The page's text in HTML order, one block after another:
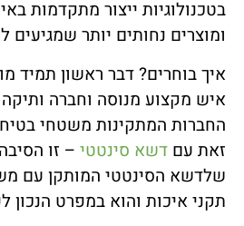
בטכנולוגיות ייצור מתקדמות
ומוצרים נחותים יותר
איך בוחרים? דבר ראשון תמיד
איש מקצוע מנוסה וחברה
החברות המתקינות משטחי
זאת עם דשא סינטטי – זו
שלדשא הסינטטי המותקן עם
תקני איכות והוא במפרט הנכון